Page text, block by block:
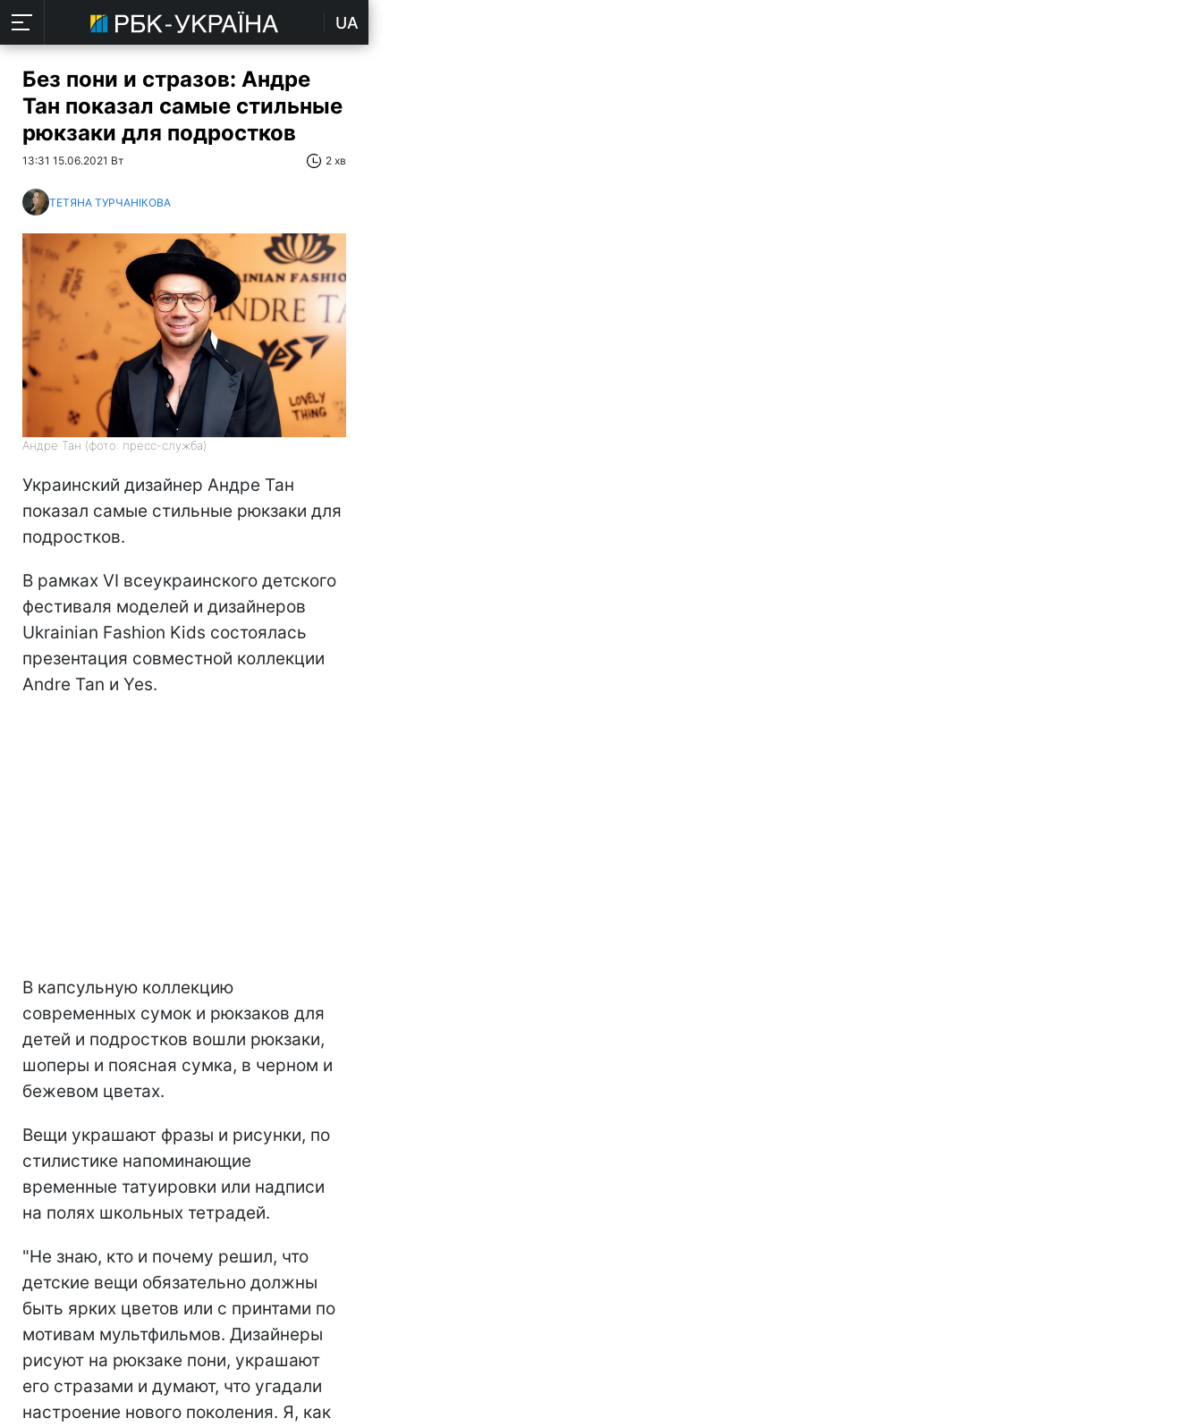
UA
Без пони и стразов: Андре
Тан показал самые стильные
рюкзаки для подростков
13:31 15.06.2021 Вт 2 хв
ТЕТЯНА ТУРЧАНІКОВА
Андре Тан (фото: пресс-служба)
Украинский дизайнер Андре Тан
показал самые стильные рюкзаки для
подростков.
В рамках VI всеукраинского детского
фестиваля моделей и дизайнеров
Ukrainian Fashion Kids состоялась
презентация совместной коллекции
Andre Tan и Yes.
В капсульную коллекцию
современных сумок и рюкзаков для
детей и подростков вошли рюкзаки,
шоперы и поясная сумка, в черном и
бежевом цветах.
Вещи украшают фразы и рисунки, по
стилистике напоминающие
временные татуировки или надписи
на полях школьных тетрадей.
"Не знаю, кто и почему решил, что
детские вещи обязательно должны
быть ярких цветов или с принтами по
мотивам мультфильмов. Дизайнеры
рисуют на рюкзаке пони, украшают
его стразами и думают, что угадали
настроение нового поколения. Я, как